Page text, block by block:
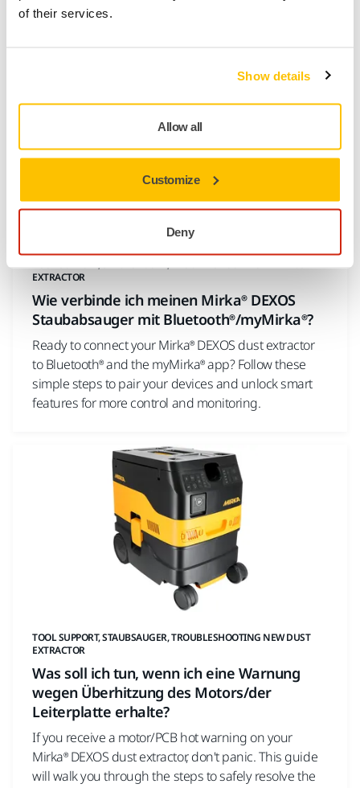
of their services.
Show details
Allow all
Customize
Deny
zur Lösung des Problems und zur Inbetriebnahme
EXTRACTOR
Wie verbinde ich meinen Mirka® DEXOS
Staubabsauger mit Bluetooth®/myMirka®?
Ready to connect your Mirka® DEXOS dust extractor
to Bluetooth® and the myMirka® app? Follow these
simple steps to pair your devices and unlock smart
features for more control and monitoring.
TOOL SUPPORT, STAUBSAUGER, TROUBLESHOOTING NEW DUST
EXTRACTOR
Was soll ich tun, wenn ich eine Warnung
wegen Überhitzung des Motors/der
Leiterplatte erhalte?
If you receive a motor/PCB hot warning on your
Mirka® DEXOS dust extractor, don't panic. This guide
will walk you through the steps to safely resolve the